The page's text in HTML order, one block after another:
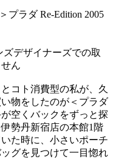
プラダ Re-Edition 2005
デザイナーズでの取
ん
コト消費型の私が、久
物をしたのが＜プラダ
空くバックをずっと探
勢丹新宿店の本館1階
た時に、小さいポーチ
グを見つけて一目惚れ